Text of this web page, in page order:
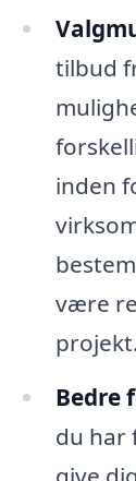
tilbud
inden
være
projekt.
Bedre
du har